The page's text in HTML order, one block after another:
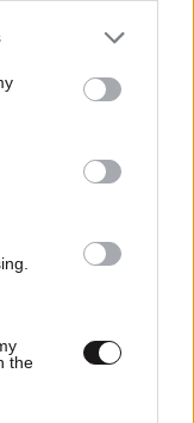
or more Google
You may click to
party tags to
in below Google
the